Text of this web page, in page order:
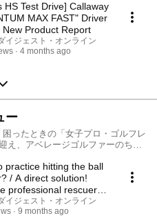
HS Test Drive] Callaway
MAX FAST" Driver
New Product Report
イジェスト・オンライン
4 months ago
ー
ったときの「女子プロ・ゴルフレ
え、アベレージゴルファーのちょ
！
practice hitting the ball
/ A direct solution!
professional rescuer
イジェスト・オンライン
9 months ago